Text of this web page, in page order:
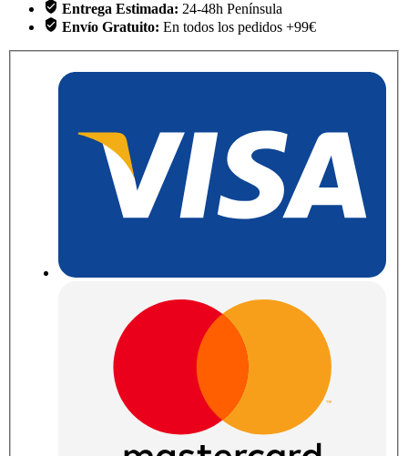
Entrega Estimada: 24-48h Península
Envío Gratuito: En todos los pedidos +99€